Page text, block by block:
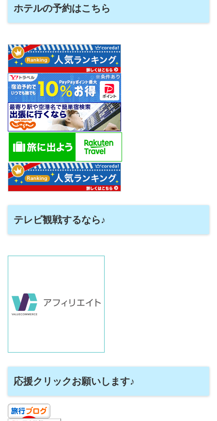
ホテルの予約はこちら
テレビ観戦するなら♪
応援クリックお願いします♪